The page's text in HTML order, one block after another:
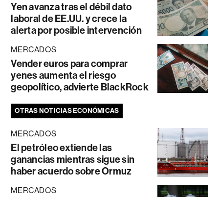
Yen avanza tras el débil dato
laboral de EE.UU. y crece la
alerta por posible intervención
MERCADOS
Vender euros para comprar
yenes aumenta el riesgo
geopolítico, advierte BlackRock
OTRAS NOTICIAS ECONÓMICAS
MERCADOS
El petróleo extiende las
ganancias mientras sigue sin
haber acuerdo sobre Ormuz
MERCADOS